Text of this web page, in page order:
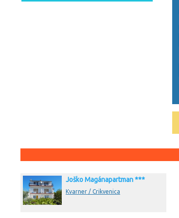
Joško Magánapartman ***
Kvarner / Crikvenica